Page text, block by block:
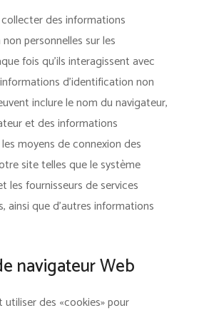
des informations
personnelles sur les
fois qu’ils interagissent avec
d’identification non
inclure le nom du navigateur,
et des informations
moyens de connexion des
site telles que le système
les fournisseurs de services
ainsi que d’autres informations
navigateur Web
des «cookies» pour